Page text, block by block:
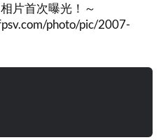
片首次曝光！～